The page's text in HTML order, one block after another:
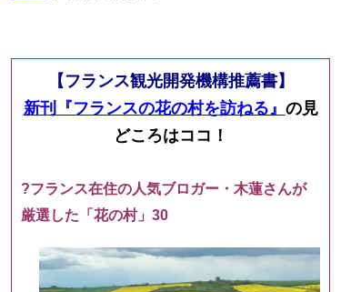
【フランス観光開発機構推薦書】
新刊『フランスの花の村を訪ねる』 の見
どころはココ！
?フランス在住の人気ブロガー・木蓮さんが
厳選した「花の村」30